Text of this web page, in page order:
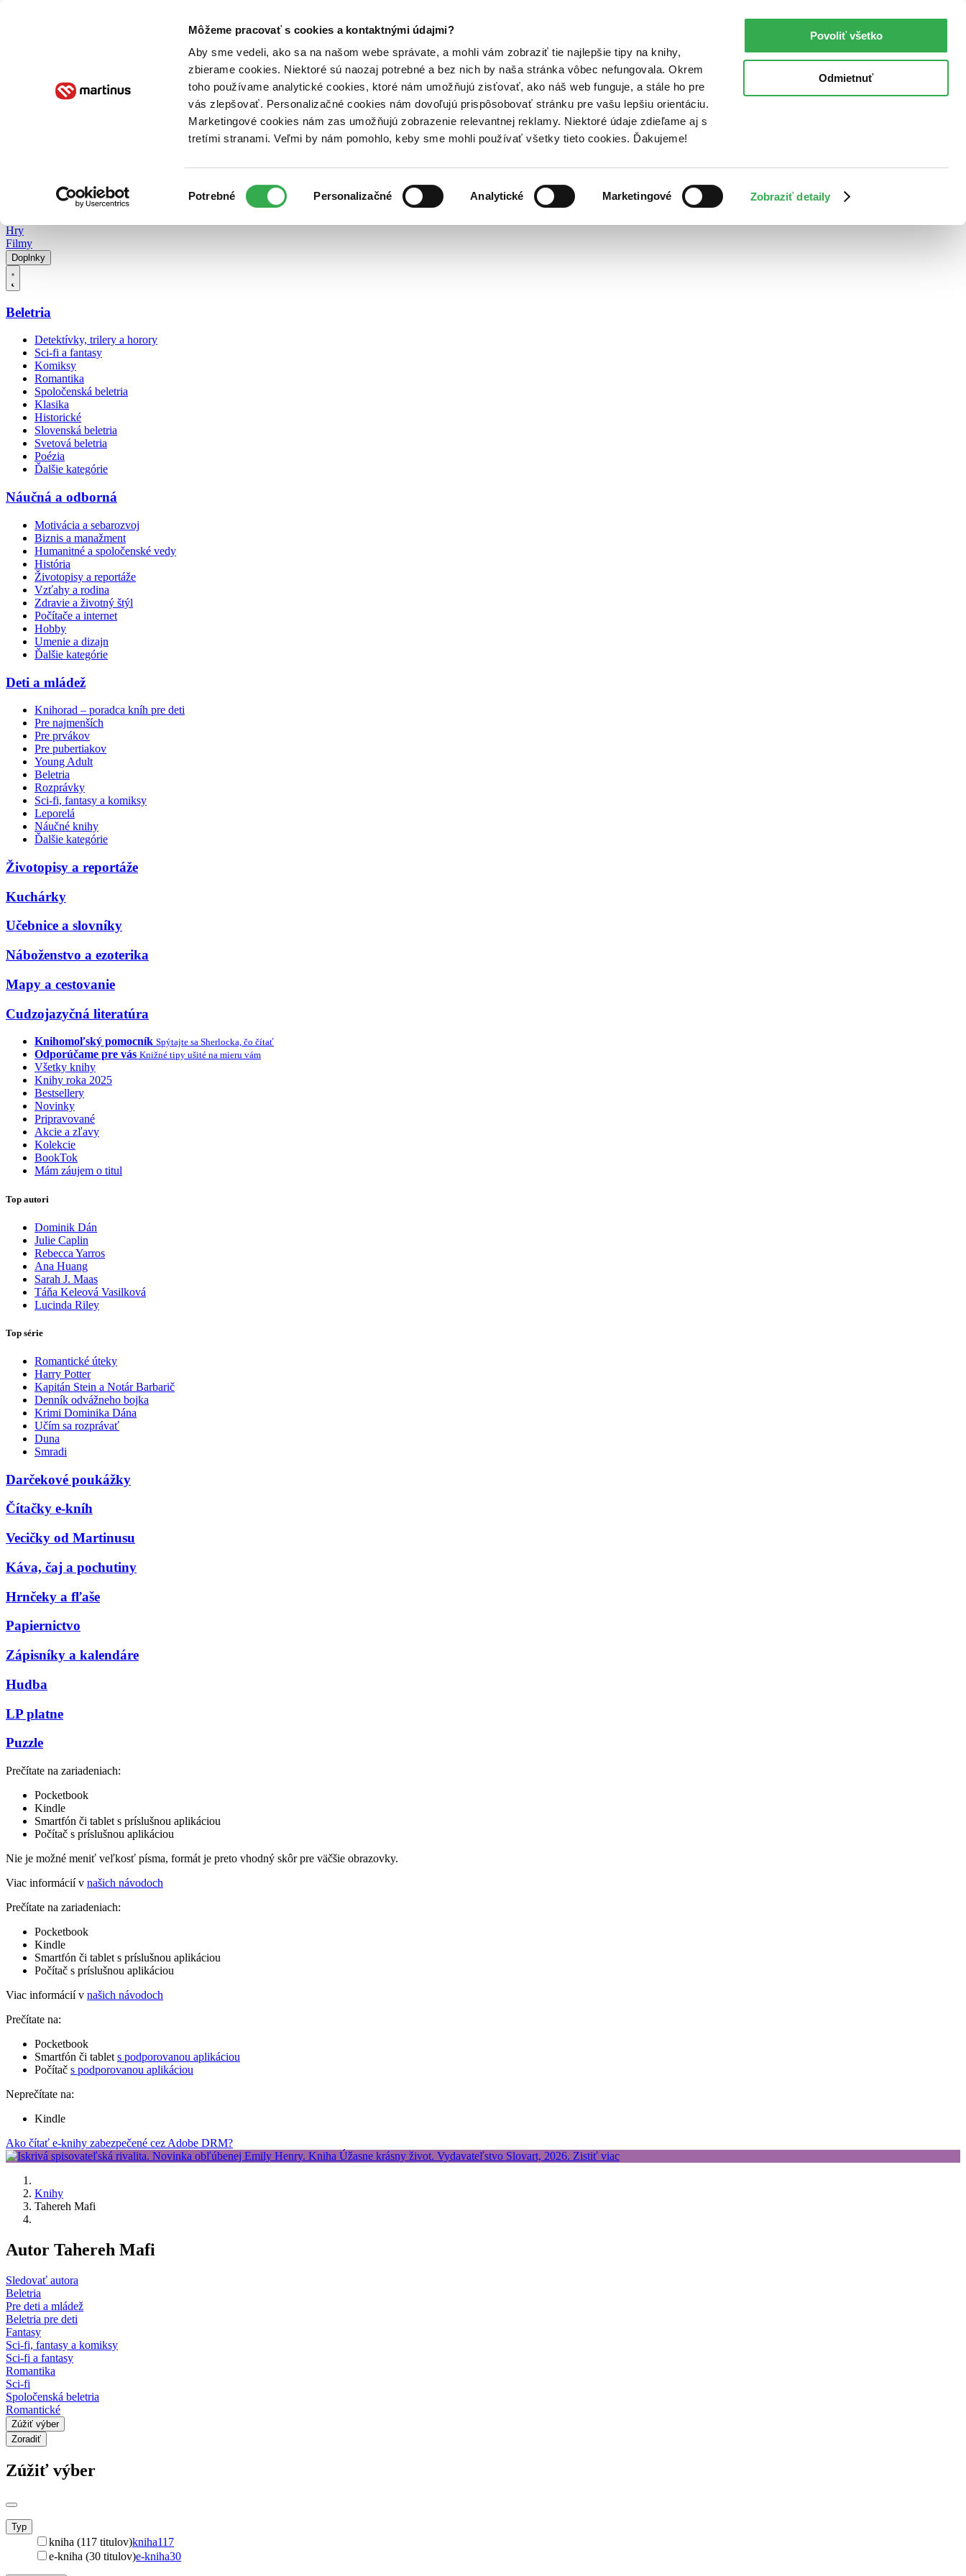
Môžeme pracovať s cookies a kontaktnými údajmi?
Aby sme vedeli, ako sa na našom webe správate, a mohli vám zobraziť tie najlepšie tipy na knihy,
zbierame cookies. Niektoré sú naozaj potrebné a bez nich by naša stránka vôbec nefungovala. Okrem
toho používame analytické cookies, ktoré nám umožňujú zisťovať, ako náš web funguje, a stále ho pre
vás zlepšovať. Personalizačné cookies nám dovoľujú prispôsobovať stránku pre vašu lepšiu orientáciu.
Marketingové cookies nám zas umožňujú zobrazenie relevantnej reklamy. Niektoré údaje zdieľame aj s
tretími stranami. Veľmi by nám pomohlo, keby sme mohli používať všetky tieto cookies. Ďakujeme!
súhlasu
Potrebné Personalizačné Analytické Marketingové Zobraziť detaily
Povoliť všetko
Odmietnuť
Poukážky Kontakt
Hry
Filmy
Doplnky
Beletria
Detektívky, trilery a horory
Sci-fi a fantasy
Komiksy
Romantika
Spoločenská beletria
Klasika
Historické
Slovenská beletria
Svetová beletria
Poézia
Ďalšie kategórie
Náučná a odborná
Motivácia a sebarozvoj
Biznis a manažment
Humanitné a spoločenské vedy
História
Životopisy a reportáže
Vzťahy a rodina
Zdravie a životný štýl
Počítače a internet
Hobby
Umenie a dizajn
Ďalšie kategórie
Deti a mládež
Knihorad – poradca kníh pre deti
Pre najmenších
Pre prvákov
Pre pubertiakov
Young Adult
Beletria
Rozprávky
Sci-fi, fantasy a komiksy
Leporelá
Náučné knihy
Ďalšie kategórie
Životopisy a reportáže
Kuchárky
Učebnice a slovníky
Náboženstvo a ezoterika
Mapy a cestovanie
Cudzojazyčná literatúra
Knihomoľský pomocník Spýtajte sa Sherlocka, čo čítať
Odporúčame pre vás Knižné tipy ušité na mieru vám
Všetky knihy
Knihy roka 2025
Bestsellery
Novinky
Pripravované
Akcie a zľavy
Kolekcie
BookTok
Mám záujem o titul
Top autori
Dominik Dán
Julie Caplin
Rebecca Yarros
Ana Huang
Sarah J. Maas
Táňa Keleová Vasilková
Lucinda Riley
Top série
Romantické úteky
Harry Potter
Kapitán Stein a Notár Barbarič
Denník odvážneho bojka
Krimi Dominika Dána
Učím sa rozprávať
Duna
Smradi
Darčekové poukážky
Čítačky e-kníh
Vecičky od Martinusu
Káva, čaj a pochutiny
Hrnčeky a fľaše
Papiernictvo
Zápisníky a kalendáre
Hudba
LP platne
Puzzle
Prečítate na zariadeniach:
Pocketbook
Kindle
Smartfón či tablet s príslušnou aplikáciou
Počítač s príslušnou aplikáciou
Nie je možné meniť veľkosť písma, formát je preto vhodný skôr pre väčšie obrazovky.
Viac informácií v našich návodoch
Prečítate na zariadeniach:
Pocketbook
Kindle
Smartfón či tablet s príslušnou aplikáciou
Počítač s príslušnou aplikáciou
Viac informácií v našich návodoch
Prečítate na:
Pocketbook
Smartfón či tablet s podporovanou aplikáciou
Počítač s podporovanou aplikáciou
Neprečítate na:
Kindle
Ako čítať e-knihy zabezpečené cez Adobe DRM?
Knihy
Tahereh Mafi
Autor Tahereh Mafi
Sledovať autora
Beletria
Pre deti a mládež
Beletria pre deti
Fantasy
Sci-fi, fantasy a komiksy
Sci-fi a fantasy
Romantika
Sci-fi
Spoločenská beletria
Romantické
Zúžiť výber
Zoradiť
Zúžiť výber
Typ
kniha (117 titulov)kniha117
e-kniha (30 titulov)e-kniha30